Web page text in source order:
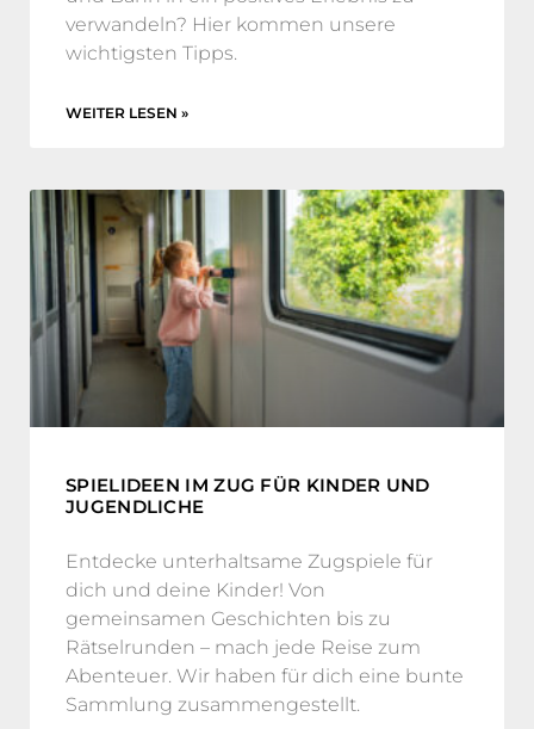
verwandeln? Hier kommen unsere
wichtigsten Tipps.
WEITER LESEN »
SPIELIDEEN IM ZUG FÜR KINDER UND
JUGENDLICHE
Entdecke unterhaltsame Zugspiele für
dich und deine Kinder! Von
gemeinsamen Geschichten bis zu
Rätselrunden – mach jede Reise zum
Abenteuer. Wir haben für dich eine bunte
Sammlung zusammengestellt.